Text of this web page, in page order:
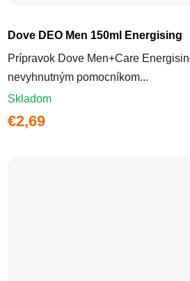
Dove DEO Men 150ml Energising
Prípravok Dove Men+Care
nevyhnutným pomocníkom...
Skladom
€2,69